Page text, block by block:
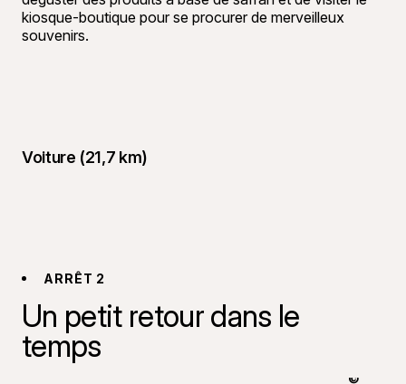
kiosque-boutique pour se procurer de merveilleux
souvenirs.
Voiture (21,7 km)
ARRÊT 2
Un petit retour dans le
temps
Bon
©